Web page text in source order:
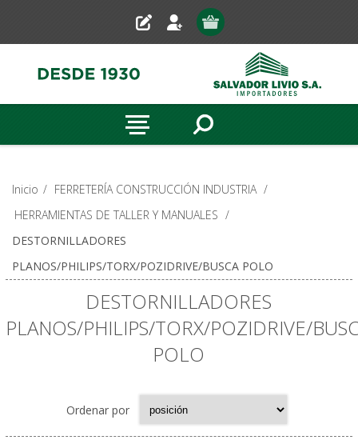
Inicio / FERRETERÍA CONSTRUCCIÓN INDUSTRIA /
HERRAMIENTAS DE TALLER Y MANUALES /
DESTORNILLADORES
PLANOS/PHILIPS/TORX/POZIDRIVE/BUSCA POLO
DESTORNILLADORES
PLANOS/PHILIPS/TORX/POZIDRIVE/
POLO
Ordenar por